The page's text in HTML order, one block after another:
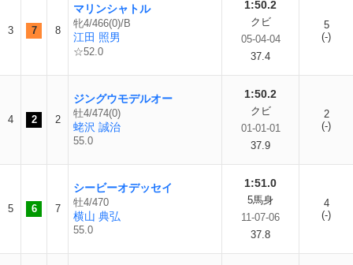
3 7 8
マリンシャトル
牝4/466(0)/B
江田 照男
☆52.0
1:50.2
クビ
05-04-04
37.4
5
(-)
4 2 2
ジングウモデルオー
牡4/474(0)
蛯沢 誠治
55.0
1:50.2
クビ
01-01-01
37.9
2
(-)
5 6 7
シービーオデッセイ
牡4/470
横山 典弘
55.0
1:51.0
5馬身
11-07-06
37.8
4
(-)